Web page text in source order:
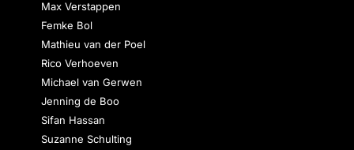
Max Verstappen
Femke Bol
Mathieu van der Poel
Rico Verhoeven
Michael van Gerwen
Jenning de Boo
Sifan Hassan
Suzanne Schulting